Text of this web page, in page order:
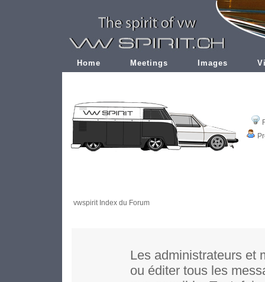
Home Meetings Images
vwspirit Index du Forum
Les administrateurs et
ou éditer tous les